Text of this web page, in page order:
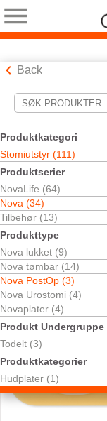
Back
Produktkategori
Stomiutstyr (111)
Produktserier
NovaLife (64)
Nova (34)
Tilbehør (13)
Produkttype
Nova lukket (9)
Nova tømbar (14)
Nova PostOp (3)
Nova Urostomi (4)
Novaplater (4)
Produkt Undergruppe
Todelt (3)
Produktkategorier
Hudplater (1)
Søkeverktøy
Dine valg:
Stomiutstyr
Nova
Nova PostOp
Ditt valg matchet3
Sorter etter: